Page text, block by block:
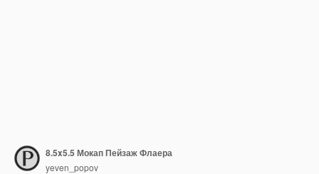
8.5x5.5 Мокап Пейзаж Флаера
yeven_popov